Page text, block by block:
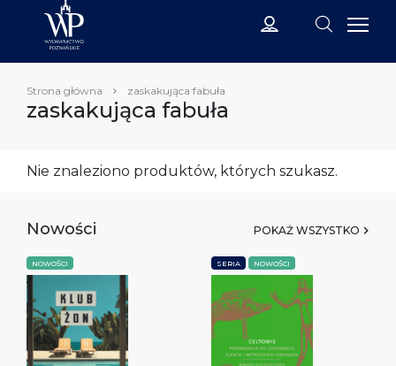
Strona główna zaskakująca fabuła
zaskakująca fabuła
Nie znaleziono produktów, których szukasz.
Nowości POKAŻ WSZYSTKO
NOWOŚCI SERIA NOWOŚCI